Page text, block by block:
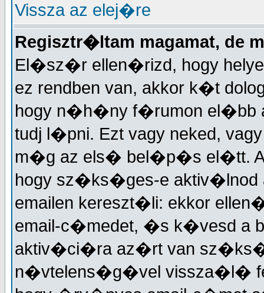
Vissza az elej�re
Regisztr�ltam magamat, de
El�sz�r ellen�rizd, hogy
ez rendben van, akkor k�t
hogy n�h�ny f�rumon el�bb
tudj l�pni. Ezt vagy neked,
m�g az els� bel�p�s el�tt.
hogy sz�ks�ges-e
emailen kereszt�li: ekkor
email-c�medet, �s k�vesd a
aktiv�ci�ra az�rt van
n�vtelens�g�vel vissza�l�